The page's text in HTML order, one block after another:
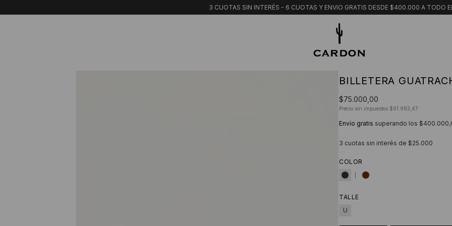
3 CUOTAS SIN INTERÉS - 6 CUOTAS Y ENVIO GRATIS DESDE $400.000 A TODO
BILLETERA
$75.000,00
Precio sin impuestos $61.983,47
Envío gratis superando los
3 cuotas sin interés de $25.000
COLOR
TALLE
U